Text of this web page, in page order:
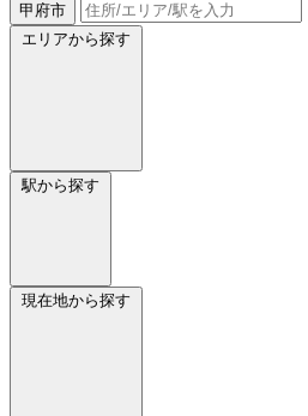
甲府市
エリアから探す
駅から探す
現在地から探す